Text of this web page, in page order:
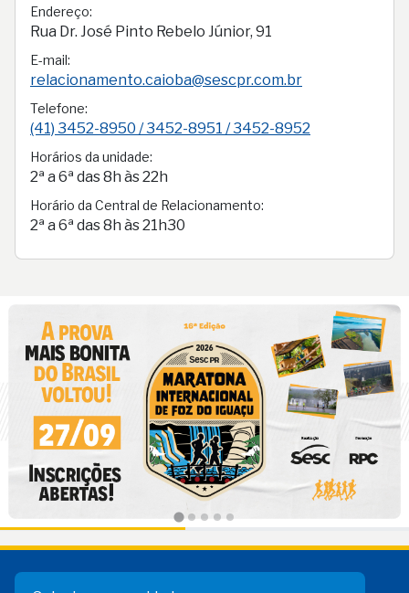
Endereço:
Rua Dr. José Pinto Rebelo Júnior, 91
E-mail:
relacionamento.caioba@sescpr.com.br
Telefone:
(41) 3452-8950 / 3452-8951 / 3452-8952
Horários da unidade:
2ª a 6ª das 8h às 22h
Horário da Central de Relacionamento:
2ª a 6ª das 8h às 21h30